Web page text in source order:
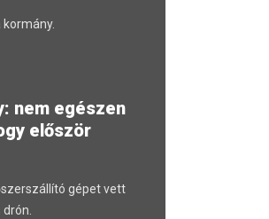
nem egészen
először
gépet vett